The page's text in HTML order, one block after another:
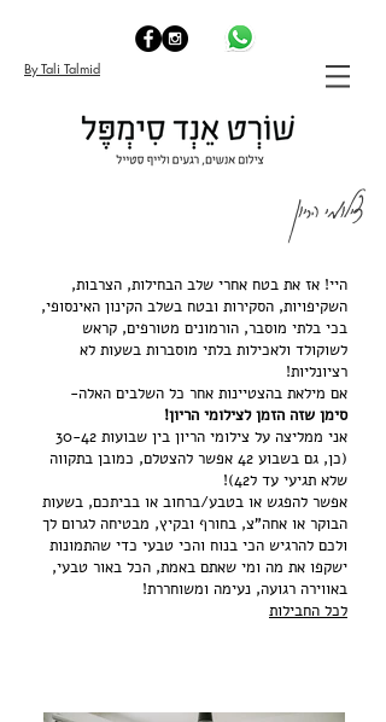
By Tali Talmid
צילומי הריון
היי! אז את בטח אחרי שלב הבחילות, הצרבות,
השקיפויות, הסקירות ובטח בשלב הקינון האינסופי,
בכי בלתי מוסבר, הורמונים מטורפים, קראש
לשוקולד ולאכילות בלתי מוסברות בשעות לא
רציונליות!
אם מילאת בהצטיינות אחר כל השלבים האלה-
סימן שזה הזמן לצילומי הריון!
אני ממליצה על צילומי הריון בין שבועות 30-42
(כן, גם בשבוע 42 אפשר להצטלם, כמובן בתקווה
שלא תגיעי עד ל42)!
אפשר להפגש או בטבע/ברחוב או בביתכם, בשעות
הבוקר או אחה"צ, בחורף ובקיץ, מבטיחה לגרום לך
ולכם להרגיש הכי בנוח והכי טבעי כדי שהתמונות
ישקפו את מה ומי שאתם באמת, הכל באור טבעי,
באווירה רגועה, נעימה ומשוחררת!
לכל החבילות